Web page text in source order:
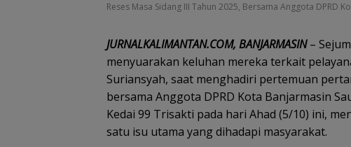
Reses Masa Sidang III Tahun 2025, Bersama Anggota DPRD
JURNALKALIMANTAN.COM, BANJARMASIN–
menyuarakan keluhan mereka terkait
Suriansyah, saat menghadiri pertemuan
bersama Anggota DPRD Kota Banjarmasin
Kedai 99 Trisakti pada hari Ahad (5/10) ini,
satu isu utama yang dihadapi masyarakat.